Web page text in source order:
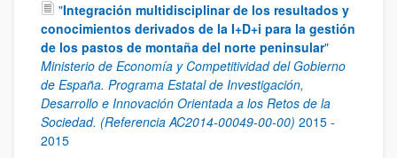
"Integración multidisciplinar de los resultados y
conocimientos derivados de la I+D+i para la gestión
de los pastos de montaña del norte peninsular"
Ministerio de Economía y Competitividad del Gobierno
de España. Programa Estatal de Investigación,
Desarrollo e Innovación Orientada a los Retos de la
Sociedad. (Referencia AC2014-00049-00-00) 2015 -
2015